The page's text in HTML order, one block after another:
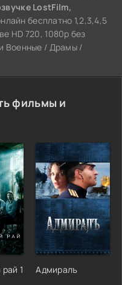
LostFilm,
бесплатно 1,2,3,4,5
HD 720, 1080p без
Военные / Драмы /
фильмы и
1
Адмиралъ